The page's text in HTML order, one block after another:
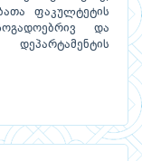
ფაკულტეტის
და